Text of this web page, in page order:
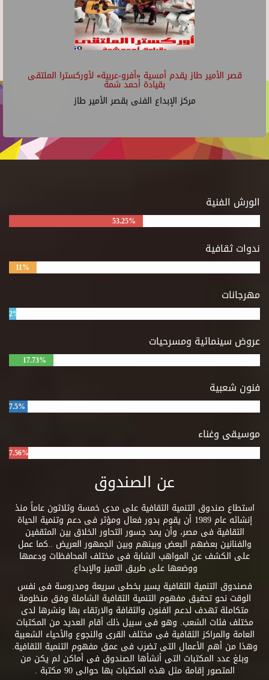
قصر الأمير طاز يقدم أمسية «أفرو-عربية» لأوركسترا الملتقى
بقيادة أحمد شمة
مركز الإبداع الفنى بقصر الأمير طاز
الورش الفنية
53.25%
ندوات ثقافية
11%
مهرجانات
2%
عروض سينمائية ومسرحيات
17.73%
فنون شعبية
7.5%
موسيقى وغناء
7.56%
عن الصندوق
استطاع صندوق التنمية الثقافية على مدى خمسة وثلاثون عاماً منذ
إنشائه عام 1989 أن يقوم بدور فعال ومؤثر فى دعم وتنمية الحياة
الثقافية فى مصر، وأن يمد جسور التحاور الخلاق بين المثقفين
والفنانين بعضهم البعض وبينهم وبين الجمهور العريض ..كما عمل
على الكشف عن المواهب الشابة فى مختلف المحافظات ودعمها
ووضعها على طريق التميز والإبداع.
فصندوق التنمية الثقافية يسير بخطى سريعة ومدروسة فى نفس
الوقت نحو تحقيق مفهوم التنمية الثقافية الشاملة وفق منظومة
متكاملة تهدف لدعم الفنون والثقافة والارتقاء بها ونشرها لدى
مختلف فئات الشعب. وهو فى سبيل ذلك أقام العديد من المكتبات
العامة والمراكز الثقافية فى مختلف القرى والنجوع والأحياء الشعبية
وهذا من أهم الأعمال التى تضرب فى عمق مفهوم التنمية الثقافية.
وبلغ عدد المكتبات التى أنشأها الصندوق فى أماكن لم يكن من
المتصور إقامة مثل هذه المكتبات بها حوالى 90 مكتبة .